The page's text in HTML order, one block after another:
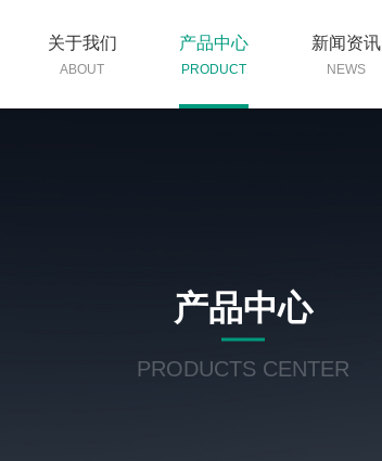
关于我们
ABOUT
产品中心
PRODUCT
新闻资讯
NEWS
产品中心
PRODUCTS CENTER